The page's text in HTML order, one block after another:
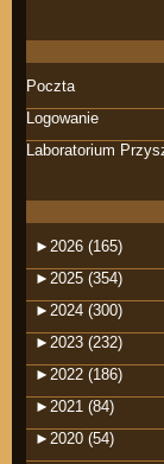
Poczta
Logowanie
Laboratorium
► 2026 (165)
► 2025 (354)
► 2024 (300)
► 2023 (232)
► 2022 (186)
► 2021 (84)
► 2020 (54)